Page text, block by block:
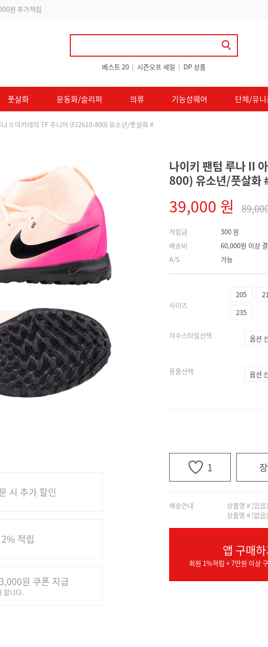
립 및 할인 쿠폰 지급
베스트 20 | 시즌오프 세일 | DP 상품
풋살화 운동화/슬리퍼 의류 기능성웨어 단체/유니
II 아카데미 TF 주니어 (FJ2610-800) 유소년/풋살화 #
시 추가 할인
적립
원 쿠폰 지급
합니다.
나이키 팬텀 루나 II
800) 유소년/풋살화
39,000 원
적립금
배송비
A/S
300 원
60,000원 이상
가능
사이즈
205
235
자수스타일선택
용품선택
1
배송안내
상품명 # [있
상품명 # [없
앱 구매
회원 1%적립 + 7만원 이상